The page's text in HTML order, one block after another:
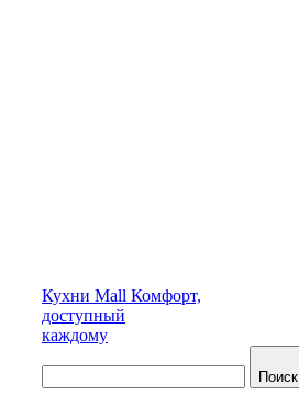
Кухни Mall Комфорт,
доступный
каждому
Поиск